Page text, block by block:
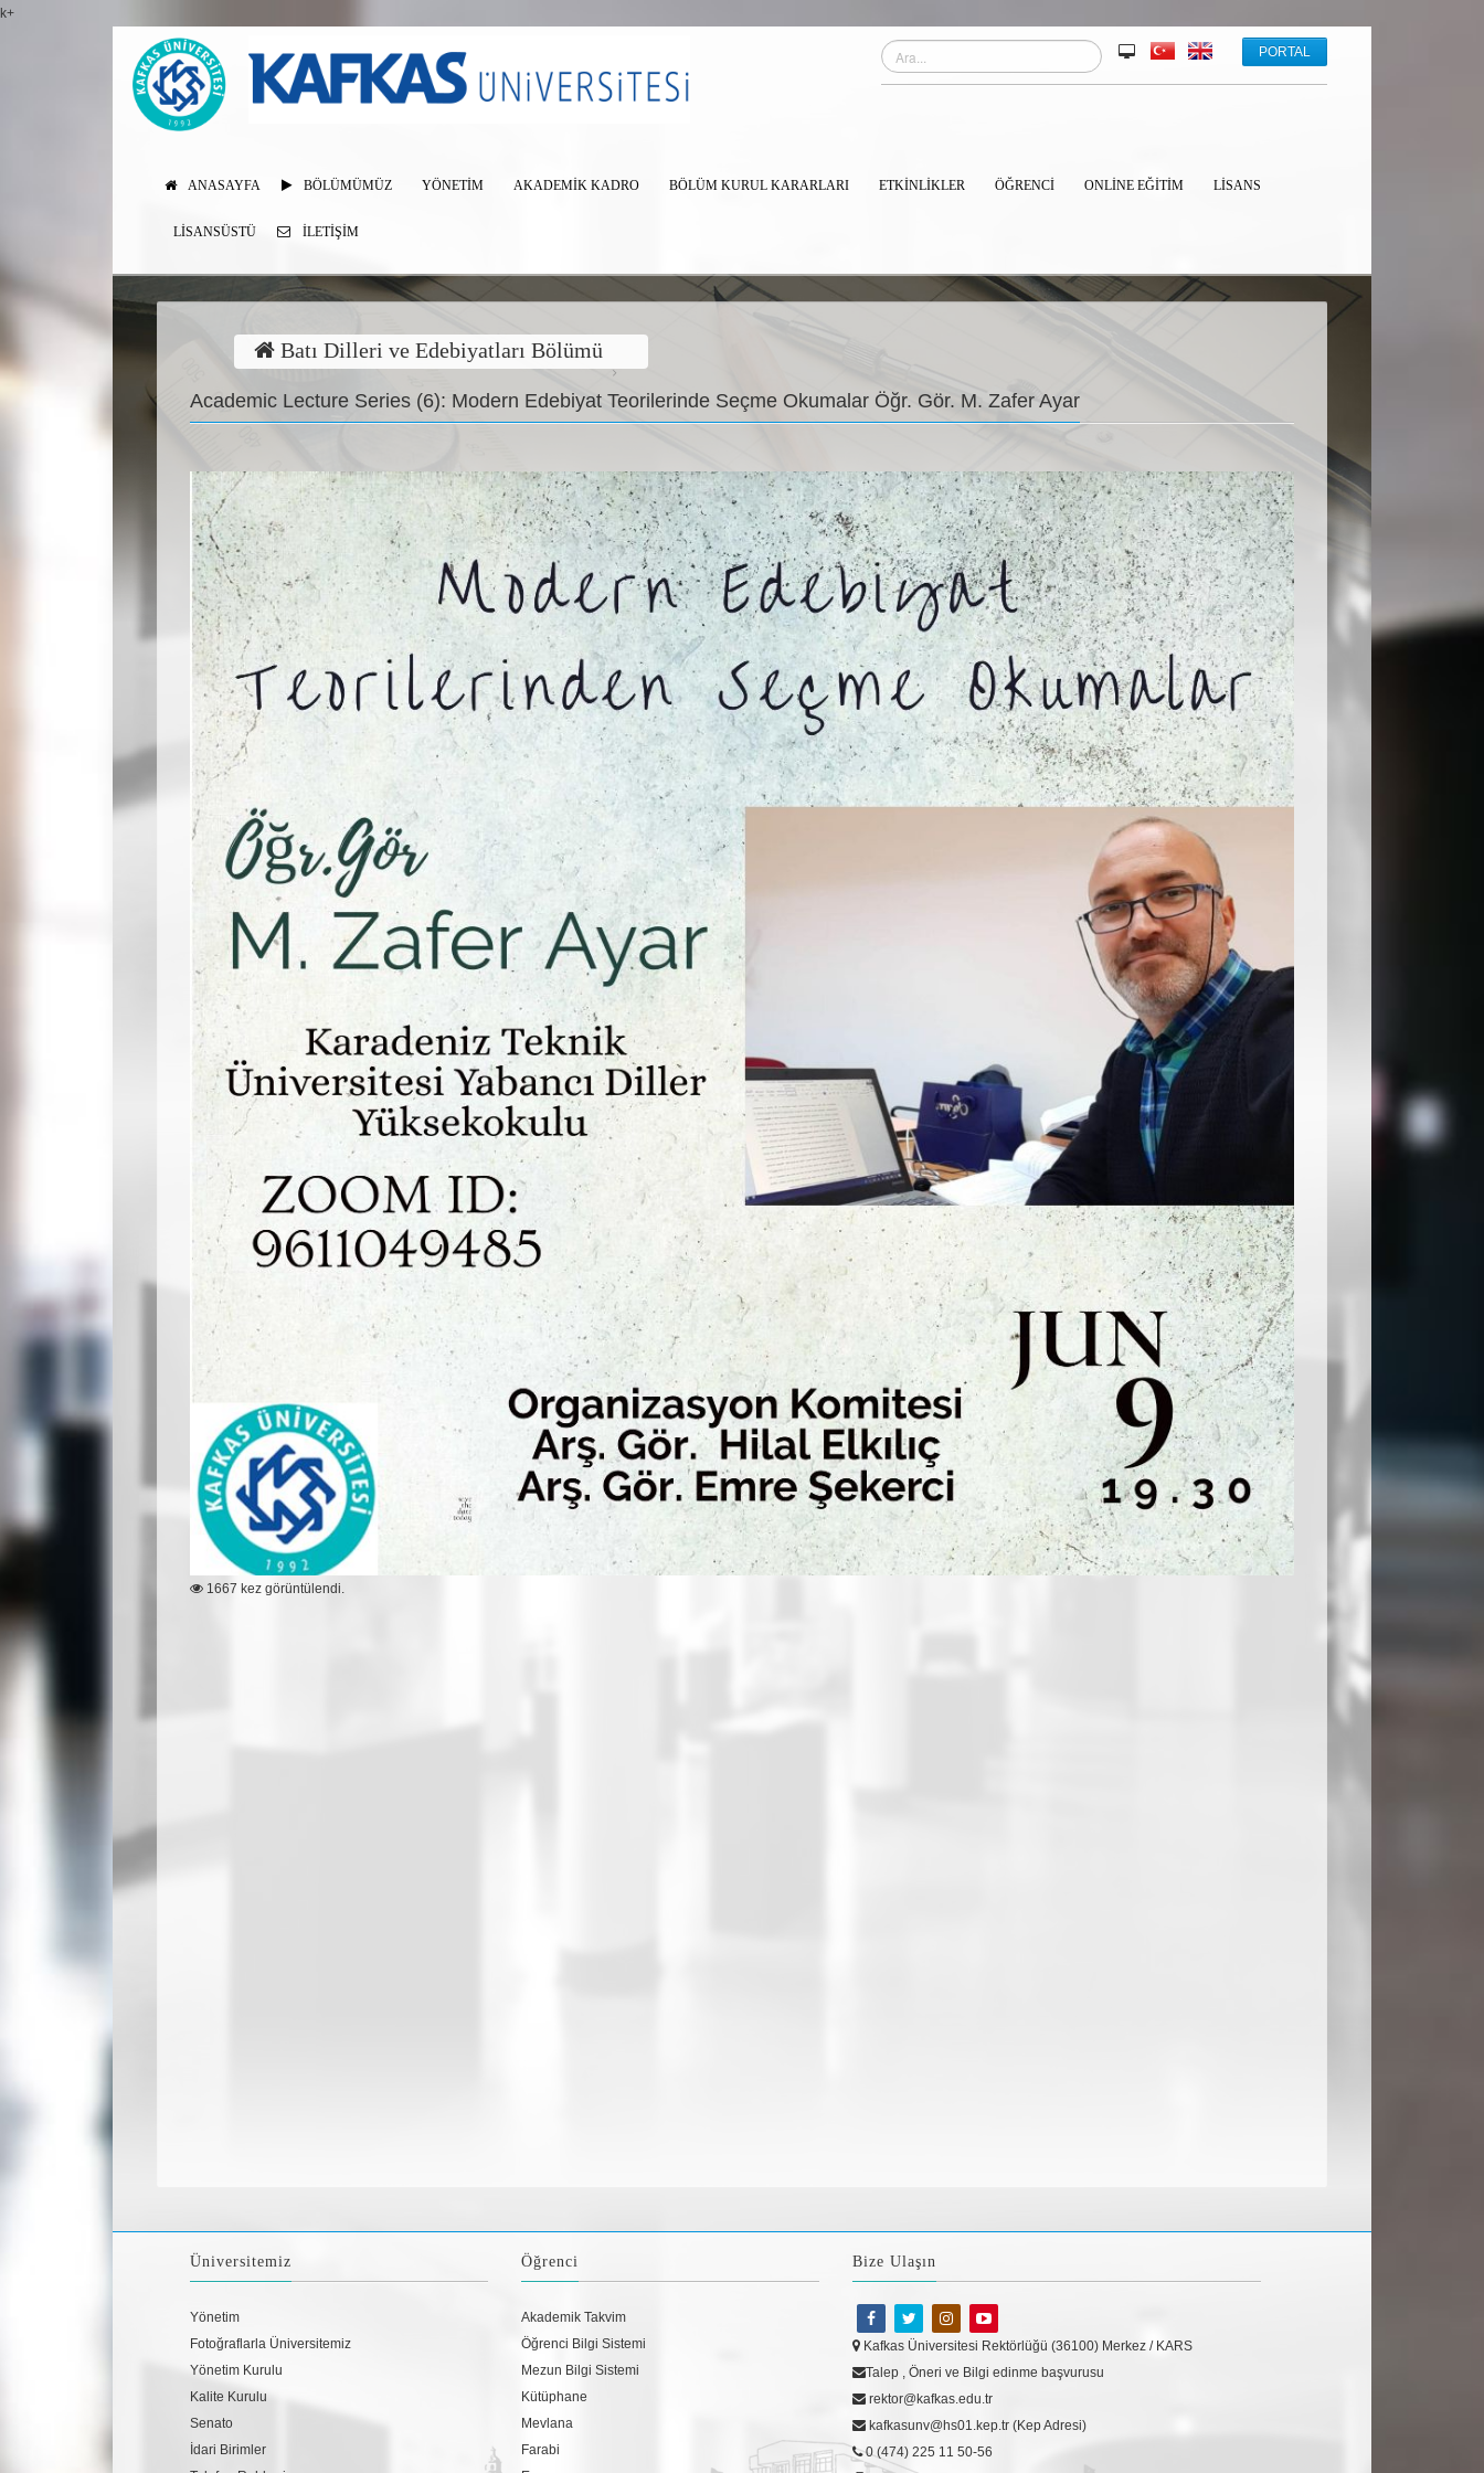
k+
PORTAL
ANASAYFA BÖLÜMÜMÜZ YÖNETİM AKADEMİK KADRO BÖLÜM KURUL KARARLARI ETKINLIKLER ÖĞRENCİ ONLINE EĞITIM LISANS
LISANSÜSTÜ İLETIŞIM
Batı Dilleri ve Edebiyatları Bölümü
Academic Lecture Series (6): Modern Edebiyat Teorilerinde Seçme Okumalar Öğr. Gör. M. Zafer Ayar
1667 kez görüntülendi.
Üniversitemiz
Yönetim
Fotoğraflarla Üniversitemiz
Yönetim Kurulu
Kalite Kurulu
Senato
İdari Birimler
Öğrenci
Akademik Takvim
Öğrenci Bilgi Sistemi
Mezun Bilgi Sistemi
Kütüphane
Mevlana
Farabi
Bize Ulaşın
Kafkas Üniversitesi Rektörlüğü (36100) Merkez / KARS
Talep , Öneri ve Bilgi edinme başvurusu
rektor@kafkas.edu.tr
kafkasunv@hs01.kep.tr (Kep Adresi)
0 (474) 225 11 50-56